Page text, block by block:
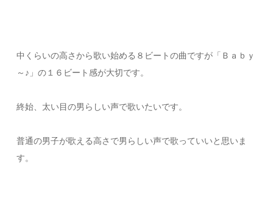
中くらいの高さから歌い始める８ビートの曲ですが「Ｂａｂｙ
～♪」の１６ビート感が大切です。
終始、太い目の男らしい声で歌いたいです。
普通の男子が歌える高さで男らしい声で歌っていいと思いま
す。